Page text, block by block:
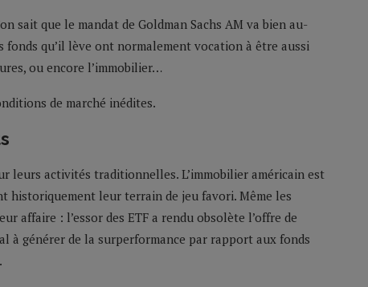
sait que le mandat de Goldman Sachs AM va bien au-
fonds qu’il lève ont normalement vocation à être aussi
ou encore l’immobilier…
de marché inédites.
leurs activités traditionnelles. L’immobilier américain est
historiquement leur terrain de jeu favori. Même les
affaire : l’essor des ETF a rendu obsolète l’offre de
à générer de la surperformance par rapport aux fonds